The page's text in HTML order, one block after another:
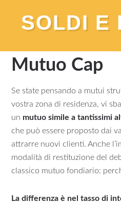
SOLDI E
Mutuo Cap
Se state pensando a mutui
vostra zona di residenza, vi
un mutuo simile a tantissimi
che può essere proposto dai
attrarre nuovi clienti. Anche
modalità di restituzione del
classico mutuo fondiario:
La differenza è nel tasso di